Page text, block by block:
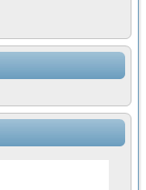
измерителя ВАХ
генератора сигналов -
модуля с высоким
радиолокационного
состояния для
стенда для измерения